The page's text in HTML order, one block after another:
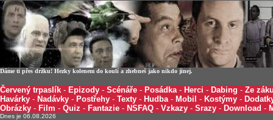
Dáme ti přes držku! Hezky kolenem do koulí a zhebneš jako nikdo jinej.
Červený trpaslík - Epizody - Scénáře - Posádka- Herci - Dabing - Ze
Havárky - Nadávky - Postřehy - Texty - Hudba- Mobil - Kostýmy -
Obrázky - Film - Quiz - Fantazie - NSFAQ - Vzkazy - Srazy - Download -
Dnes je 06.08.2026